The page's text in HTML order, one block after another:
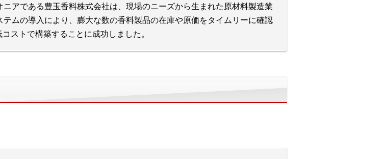
ニアである豊玉香料株式会社は、現場のニーズから生まれた原材料製造業
テムの導入により、膨大な数の香料製品の在庫や原価をタイムリーに確認
ストで構築することに成功しました。